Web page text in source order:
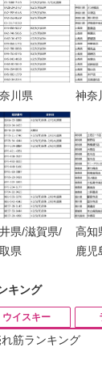
川県 神奈
県/滋賀県/
県
高知
鹿児
キング
ウイスキー
筋ランキング